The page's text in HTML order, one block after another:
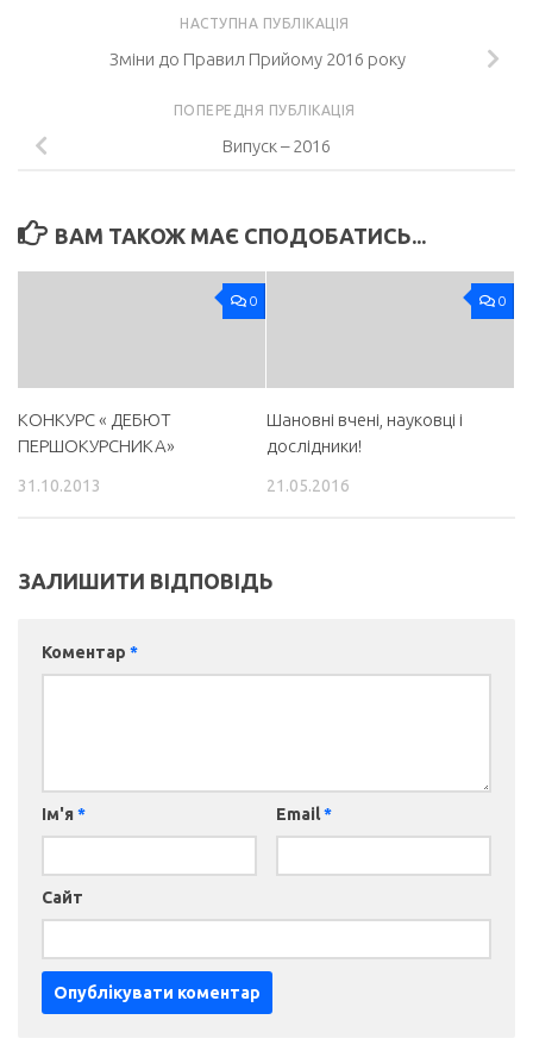
НАСТУПНА ПУБЛІКАЦІЯ
Зміни до Правил Прийому 2016 року
ПОПЕРЕДНЯ ПУБЛІКАЦІЯ
Випуск – 2016
ВАМ ТАКОЖ МАЄ СПОДОБАТИСЬ...
0
КОНКУРС « ДЕБЮТ
ПЕРШОКУРСНИКА»
31.10.2013
0
Шановні вчені, науковці і
дослідники!
21.05.2016
ЗАЛИШИТИ ВІДПОВІДЬ
Коментар *
Ім'я * Email*
Сайт